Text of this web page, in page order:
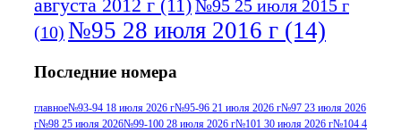
августа 2012 г (11)№95 25 июля 2015 г
(10) №95 28 июля 2016 г (14)
июля 2017 г(11)№96 9 августа 2012
г(13) №96 28 июля 2015 г(9) №96+97 3
Последние номера
главное№93-94 18 июля 2026 г№95-96 21 июля 2026 г№97 23 июля 2026
г№98 25 июля 2026№99-100 28 июля 2026 г№101 30 июля 2026 г№104 4